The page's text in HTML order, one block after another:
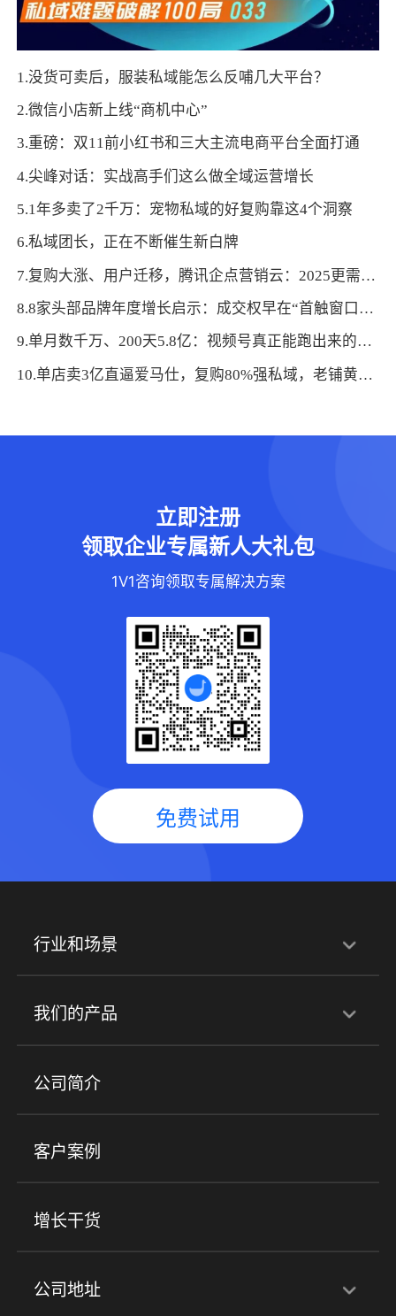
1.没货可卖后，服装私域能怎么反哺几大平台？
2.微信小店新上线“商机中心”
3.重磅：双11前小红书和三大主流电商平台全面打通
4.尖峰对话：实战高手们这么做全域运营增长
5.1年多卖了2千万：宠物私域的好复购靠这4个洞察
6.私域团长，正在不断催生新白牌
7.复购大涨、用户迁移，腾讯企点营销云：2025更需要看全域
8.8家头部品牌年度增长启示：成交权早在“首触窗口”就分配完了
9.单月数千万、200天5.8亿：视频号真正能跑出来的两种路径
10.单店卖3亿直逼爱马仕，复购80%强私域，老铺黄金做对两件事
立即注册
领取企业专属新人大礼包
1V1咨询领取专属解决方案
免费试用
行业和场景
行业解决方案
培训机构 职业技能培训 兴趣培训
金融行业
心理机构
我们的产品
产品
小程序商城 ERP 企微SCRM
社群圈子
公司简介
客户案例
增长干货
公司地址